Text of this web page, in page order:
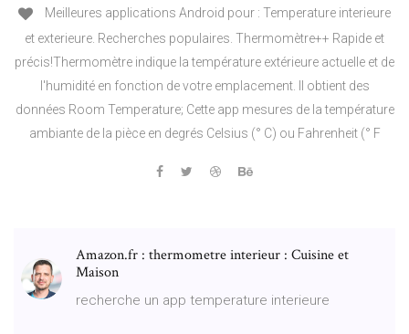
Meilleures applications Android pour : Temperature interieure
et exterieure. Recherches populaires. Thermomètre++ Rapide et
précis!Thermomètre indique la température extérieure actuelle et de
l'humidité en fonction de votre emplacement. Il obtient des
données Room Temperature; Cette app mesures de la température
ambiante de la pièce en degrés Celsius (° C) ou Fahrenheit (° F
Amazon.fr : thermometre interieur : Cuisine et
Maison
recherche un app temperature interieure